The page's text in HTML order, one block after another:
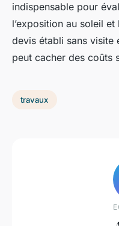
indispensable pour
l’exposition au soleil
devis établi sans visite
peut cacher des coûts
travaux